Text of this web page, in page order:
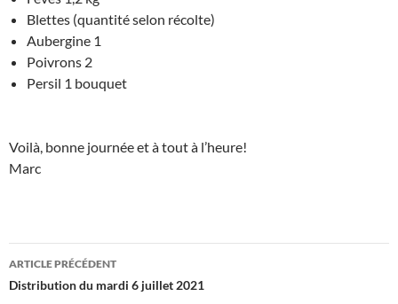
Blettes (quantité selon récolte)
Aubergine 1
Poivrons 2
Persil 1 bouquet
Voilà, bonne journée et à tout à l’heure!
Marc
Navigation
des
ARTICLE PRÉCÉDENT
Distribution du mardi 6 juillet 2021